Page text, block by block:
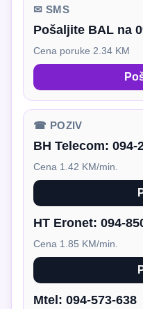
✉ SMS
Pošaljite BAL na
Cena poruke 2.34 KM
☎ POZIV
BH Telecom: 094-
Cena 1.42 KM/min.
HT Eronet: 094-
Cena 1.85 KM/min.
Mtel: 094-573-638